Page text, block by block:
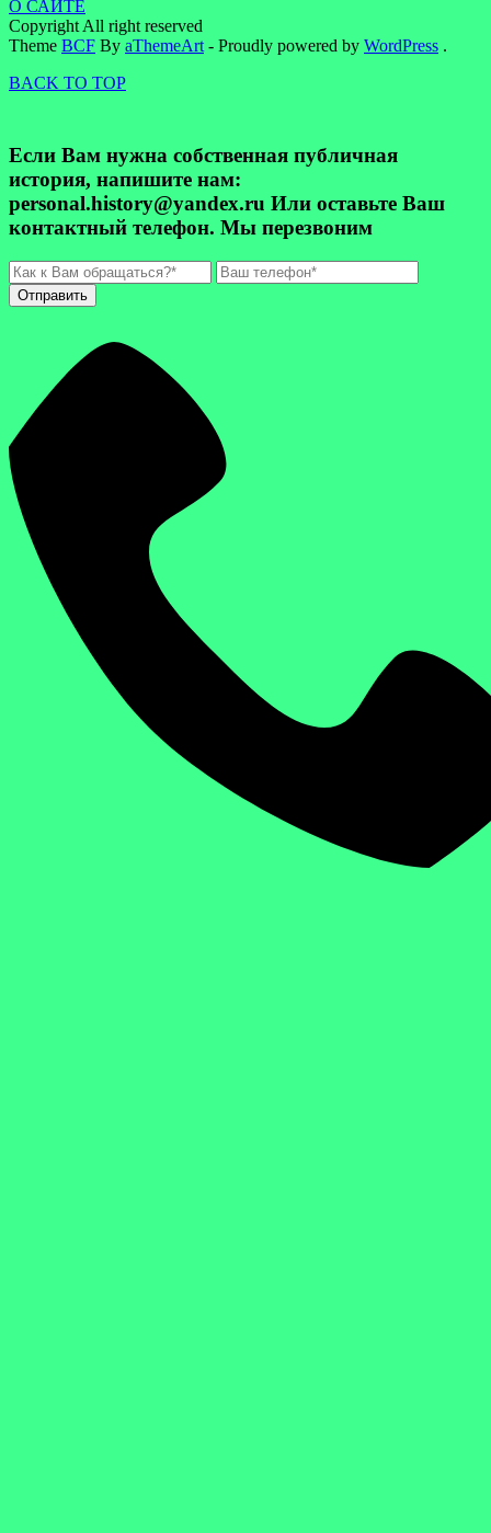
О САЙТЕ
Copyright All right reserved
Theme BCF By aThemeArt - Proudly powered by WordPress .
BACK TO TOP
Если Вам нужна собственная публичная
история, напишите нам:
personal.history@yandex.ru Или оставьте Ваш
контактный телефон. Мы перезвоним
Отправить